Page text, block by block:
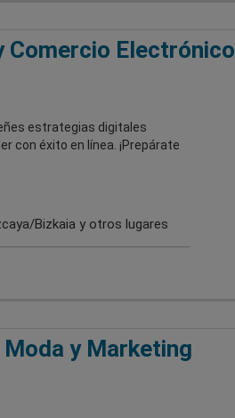
Comercio Electrónico
estrategias digitales
con éxito en línea. ¡Prepárate
Bizkaia y otros lugares
y Marketing